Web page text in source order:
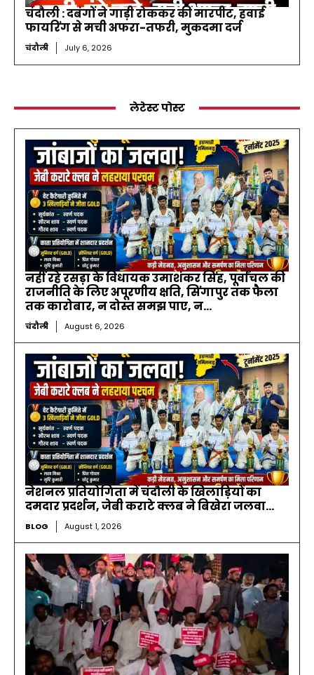
चंदौली : दबंगों ने गाड़ी रोककर की मारपीट, हवाई
फायरिंग से मची अफरा-तफरी, मुकदमा दर्ज
चंदौली July 6, 2026
लेटेस्ट पोस्ट
नहीं रहे रसड़ा के विधायक उमाशंकर सिंह, पूर्वांचल की
राजनीति के लिए अपूरणीय क्षति, सिंगापुर तक फैला
तक कारोबार, न दोस्त समझ पाए, न...
चंदौली August 6, 2026
नेशनल प्रतियोगिता में चंदौली के खिलाड़ियों का
दमदार प्रदर्शन, जेबी कराटे क्लब ने बिखेरा जलवा…
BLOG August 1, 2026